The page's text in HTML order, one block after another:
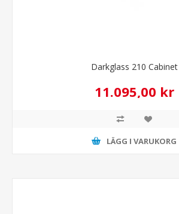
Darkglass 210 Cabinet
11.095,00 kr
LÄGG I VARUKORG